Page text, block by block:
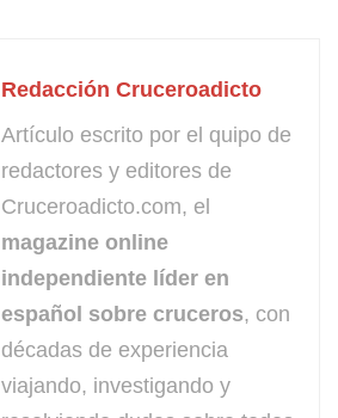
Redacción Cruceroadicto
Artículo escrito por el quipo de
redactores y editores de
Cruceroadicto.com, el
magazine online
independiente líder en
español sobre cruceros, con
décadas de experiencia
viajando, investigando y